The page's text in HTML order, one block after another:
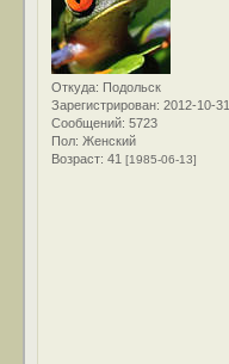
Откуда: Подольск
Зарегистрирован: 2012-10-31
Сообщений: 5723
Пол: Женский
Возраст: 41[1985-06-13]